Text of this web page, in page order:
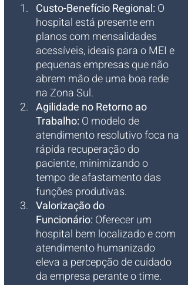
Custo-Benefício Regional: O
hospital está presente em
planos com mensalidades
acessíveis, ideais para o MEI e
pequenas empresas que não
abrem mão de uma boa rede
na Zona Sul.
Agilidade no Retorno ao
Trabalho: O modelo de
atendimento resolutivo foca na
rápida recuperação do
paciente, minimizando o
tempo de afastamento das
funções produtivas.
Valorização do
Funcionário: Oferecer um
hospital bem localizado e com
atendimento humanizado
eleva a percepção de cuidado
da empresa perante o time.